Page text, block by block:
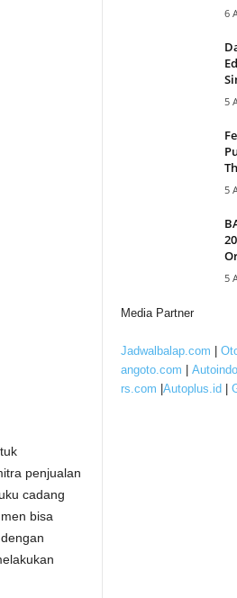
penjualan
cadang
bisa
6
5
5
5
Media Partner
Jadwalbalap.com
angoto.com
rs.com Autoplus.id